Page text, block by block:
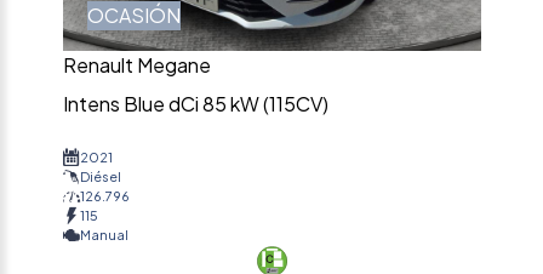
OCASIÓN
Renault Megane
Intens Blue dCi 85 kW (115CV)
2021
Diésel
126.796
115
Manual